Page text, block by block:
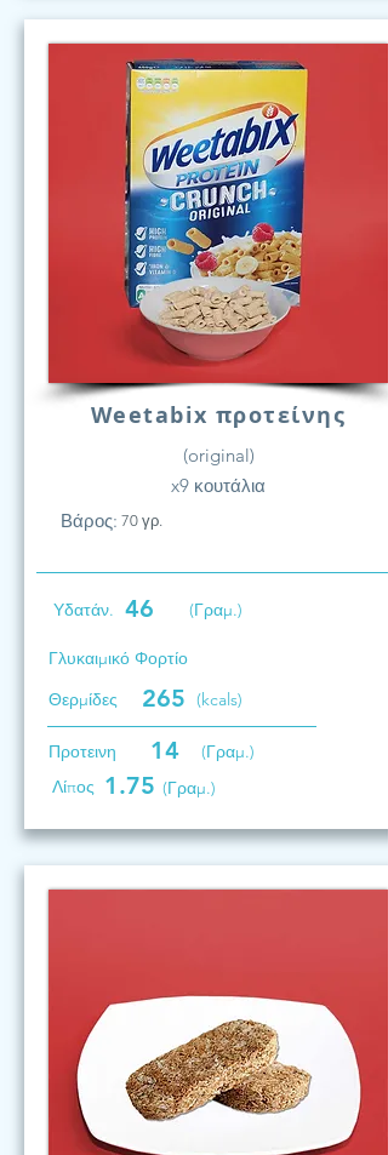
Weetabix προτείνης
(original)
x9 κουτάλια
Βάρος: 70 γρ.
Υδατάν. 46 (Γραμ.)
Γλυκαιμικό Φορτίο
Θερμίδες
265 (kcals)
Προτεινη 14
(Γραμ.)
Λίπος 1.75 (Γραμ.)